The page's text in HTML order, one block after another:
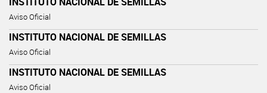
Aviso Oficial
INSTITUTO NACIONAL DE SEMILLAS
Aviso Oficial
INSTITUTO NACIONAL DE SEMILLAS
Aviso Oficial